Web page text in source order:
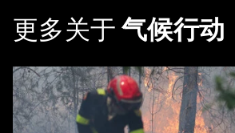
更多关于 气候行动